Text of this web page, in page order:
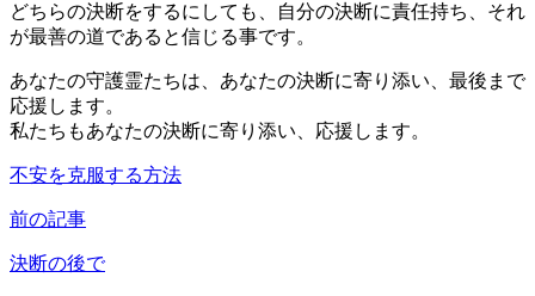
どちらの決断をするにしても、自分の決断に責任持ち、それ
が最善の道であると信じる事です。
あなたの守護霊たちは、あなたの決断に寄り添い、最後まで
応援します。
私たちもあなたの決断に寄り添い、応援します。
不安を克服する方法
前の記事
決断の後で